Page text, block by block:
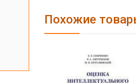
Похожие